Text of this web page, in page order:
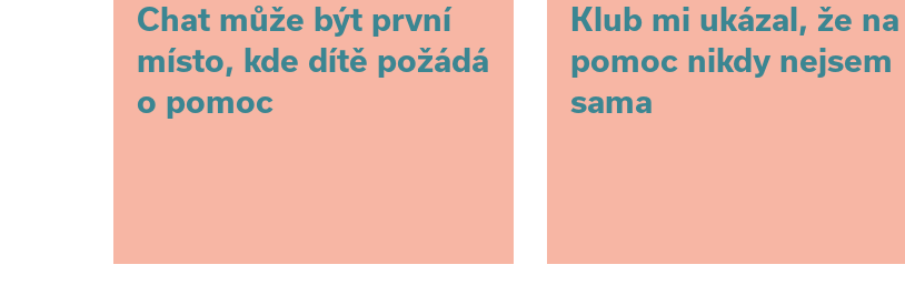
Chat může být první
místo, kde dítě požádá
o pomoc
Klub mi ukázal, že na
pomoc nikdy nejsem
sama